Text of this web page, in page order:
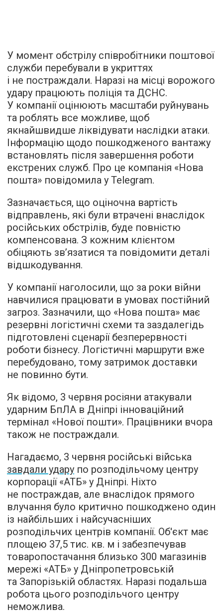
У момент обстрілу співробітники поштової
служби перебували в укриттях
і не постраждали. Наразі на місці ворожого
удару працюють поліція та ДСНС.
У компанії оцінюють масштаби руйнувань
та роблять все можливе, щоб
якнайшвидше ліквідувати наслідки атаки.
Інформацію щодо пошкодженого вантажу
встановлять після завершення роботи
екстрених служб. Про це компанія «Нова
пошта» повідомила у Telegram.
Зазначається, що оціночна вартість
відправлень, які були втрачені внаслідок
російських обстрілів, буде повністю
компенсована. З кожним клієнтом
обіцяють зв’язатися та повідомити деталі
відшкодування.
У компанії наголосили, що за роки війни
навчилися працювати в умовах постійний
загроз. Зазначили, що «Нова пошта» має
резервні логістичні схеми та заздалегідь
підготовлені сценарії безперервності
роботи бізнесу. Логістичні маршрути вже
перебудовано, тому затримок доставки
не повинно бути.
Як відомо, 3 червня росіяни атакували
ударним БпЛА в Дніпрі інноваційний
термінал «Нової пошти». Працівники вчора
також не постраждали.
Нагадаємо, 3 червня російські війська
завдали удару по розподільчому центру
корпорації «АТБ» у Дніпрі. Ніхто
не постраждав, але внаслідок прямого
влучання було критично пошкоджено один
із найбільших і найсучасніших
розподільчих центрів компанії. Об'єкт має
площею 37,5 тис. кв. м і забезпечував
товаропостачання близько 300 магазинів
мережі «АТБ» у Дніпропетровській
та Запорізькій областях. Наразі подальша
робота цього розподільчого центру
неможлива.